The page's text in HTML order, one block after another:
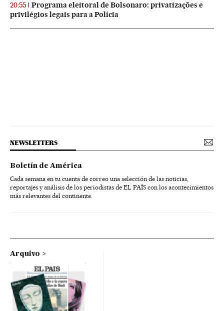
20:55
Programa eleitoral de Bolsonaro: privatizações e
privilégios legais para a Polícia
NEWSLETTERS
Boletín de América
Cada semana en tu cuenta de correo una selección de las noticias,
reportajes y análisis de los periodistas de EL PAÍS con los acontecimientos
más relevantes del continente.
Arquivo